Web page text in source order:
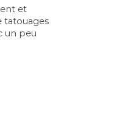
et
tatouages
un peu